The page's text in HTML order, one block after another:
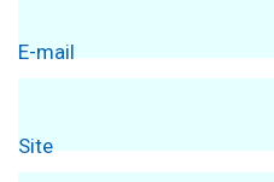
E-mail
Site